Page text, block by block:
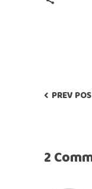
PREV
2